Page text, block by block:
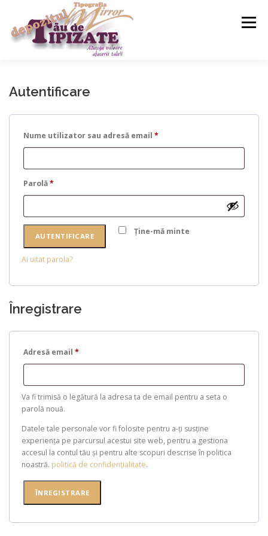
Meniu
Autentificare
Nume utilizator sau adresă email *
Parolă*
Ține-mă minte
AUTENTIFICARE
Ai uitat parola?
Înregistrare
Adresă email *
Va fi trimisă o legătură la adresa ta de email pentru a seta o
parolă nouă.
Datele tale personale vor fi folosite pentru a-ți susține
experiența pe parcursul acestui site web, pentru a gestiona
accesul la contul tău și pentru alte scopuri descrise în politica
noastră. politică de confidențialitate.
ÎNREGISTRARE